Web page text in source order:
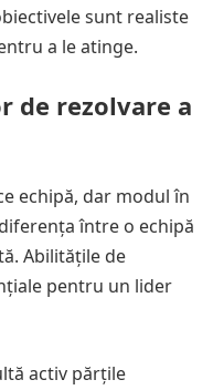
sunt realiste
a le atinge.
de rezolvare a
echipă, dar modul în
între o echipă
Abilitățile de
pentru un lider
activ părțile